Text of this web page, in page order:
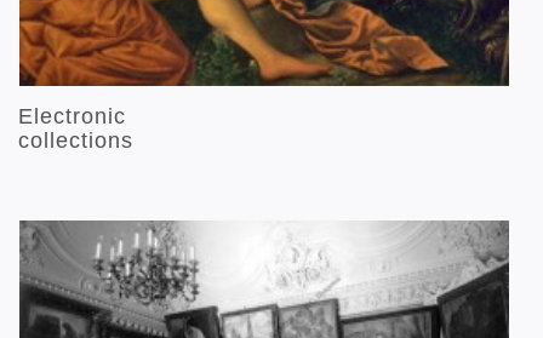
Electronic
collections